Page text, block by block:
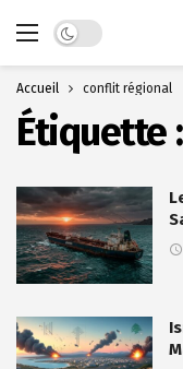
Dark mode
Accueil conflit régional
Étiquette :